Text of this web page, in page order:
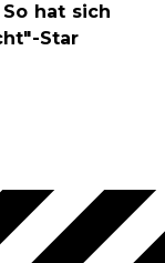
hat sich
Star